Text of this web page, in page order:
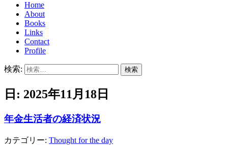
Home
About
Books
Links
Contact
Profile
検索:
日: 2025年11月18日
年金生活者の経済状況
カテゴリー: Thought for the day